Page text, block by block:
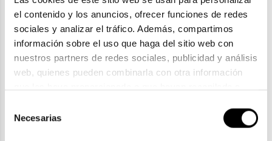
el contenido y los anuncios, ofrecer funciones de redes
sociales y analizar el tráfico. Además, compartimos
información sobre el uso que haga del sitio web con
nuestros partners de redes sociales, publicidad y análisis
web, quienes pueden combinarla con otra información
la política de privacidad en el siguiente
. Consulta
Necesarias